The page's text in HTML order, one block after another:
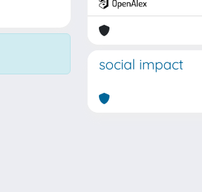
social impact